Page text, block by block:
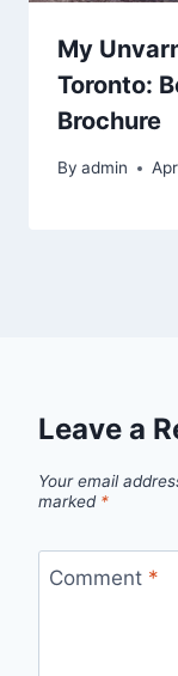
My
Toronto:
Brochure
By admin
Leave a
Your email
marked *
Comment *